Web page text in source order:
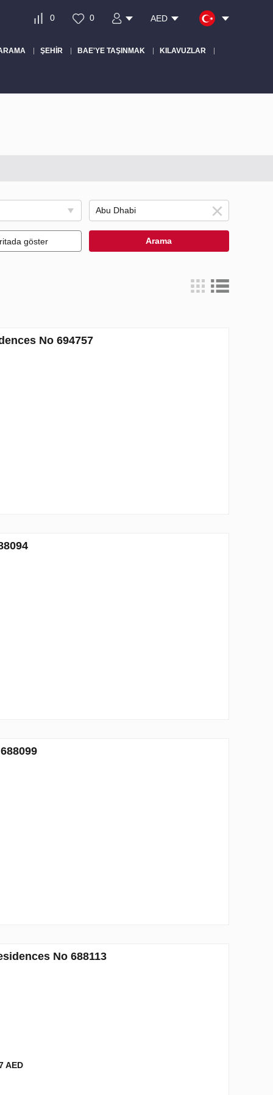
0 0 AED
ŞEHIR BAE'YE TAŞINMAK KILAVUZLAR
göster Arama
No 694757
No 688113
AED